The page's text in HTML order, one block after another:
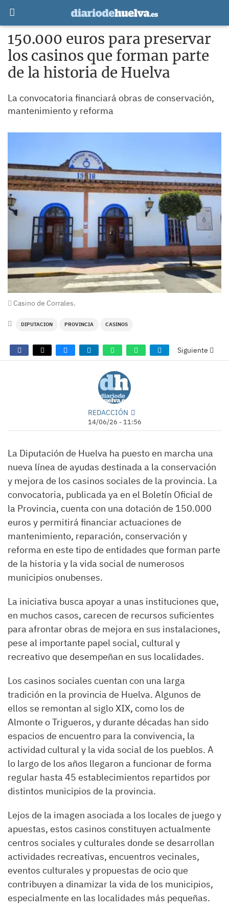
150.000 euros para preservar
los casinos que forman parte
de la historia de Huelva
La convocatoria financiará obras de conservación,
mantenimiento y reforma
Casino de Corrales.
DIPUTACION PROVINCIA CASINOS
Siguiente
REDACCIÓN
14/06/26 - 11:56
La Diputación de Huelva ha puesto en marcha una
nueva línea de ayudas destinada a la conservación
y mejora de los casinos sociales de la provincia. La
convocatoria, publicada ya en el Boletín Oficial de
la Provincia, cuenta con una dotación de 150.000
euros y permitirá financiar actuaciones de
mantenimiento, reparación, conservación y
reforma en este tipo de entidades que forman parte
de la historia y la vida social de numerosos
municipios onubenses.
La iniciativa busca apoyar a unas instituciones que,
en muchos casos, carecen de recursos suficientes
para afrontar obras de mejora en sus instalaciones,
pese al importante papel social, cultural y
recreativo que desempeñan en sus localidades.
Los casinos sociales cuentan con una larga
tradición en la provincia de Huelva. Algunos de
ellos se remontan al siglo XIX, como los de
Almonte o Trigueros, y durante décadas han sido
espacios de encuentro para la convivencia, la
actividad cultural y la vida social de los pueblos. A
lo largo de los años llegaron a funcionar de forma
regular hasta 45 establecimientos repartidos por
distintos municipios de la provincia.
Lejos de la imagen asociada a los locales de juego y
apuestas, estos casinos constituyen actualmente
centros sociales y culturales donde se desarrollan
actividades recreativas, encuentros vecinales,
eventos culturales y propuestas de ocio que
contribuyen a dinamizar la vida de los municipios,
especialmente en las localidades más pequeñas.